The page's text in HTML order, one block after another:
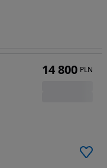
14 800 PLN